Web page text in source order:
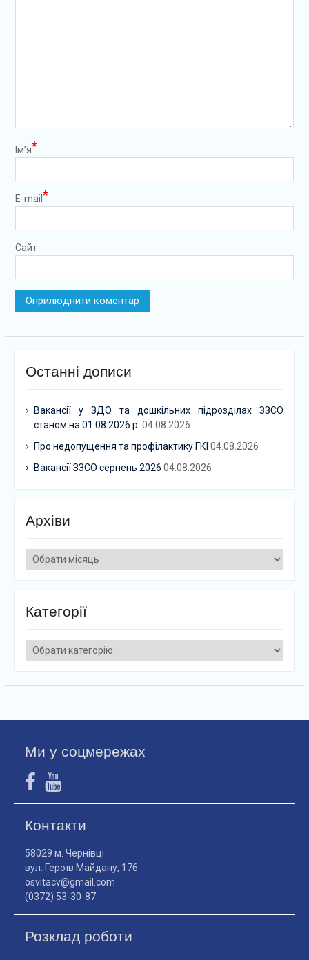
Ім’я*
E-mail *
Сайт
Останні дописи
Вакансії у ЗДО та дошкільних підрозділах ЗЗСО
станом на 01.08.2026 р. 04.08.2026
Про недопущення та профілактику ГКІ 04.08.2026
Вакансії ЗЗСО серпень 2026 04.08.2026
Архіви
Архіви
Категорії
Категорії
Ми у соцмережах
Контакти
58029 м. Чернівці
вул. Героїв Майдану, 176
osvitacv@gmail.com
(0372) 53-30-87
Розклад роботи